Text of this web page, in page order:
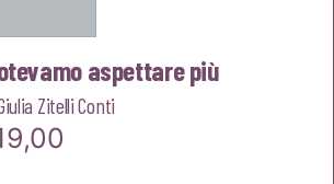
aspettare più
Zitelli Conti